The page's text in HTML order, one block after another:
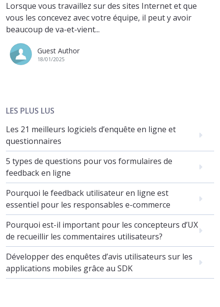
Lorsque vous travaillez sur des sites Internet et que
vous les concevez avec votre équipe, il peut y avoir
beaucoup de va-et-vient...
Guest Author
18/01/2025
LES PLUS LUS
Les 21 meilleurs logiciels d’enquête en ligne et
questionnaires
5 types de questions pour vos formulaires de
feedback en ligne
Pourquoi le feedback utilisateur en ligne est
essentiel pour les responsables e-commerce
Pourquoi est-il important pour les concepteurs d’UX
de recueillir les commentaires utilisateurs?
Développer des enquêtes d’avis utilisateurs sur les
applications mobiles grâce au SDK